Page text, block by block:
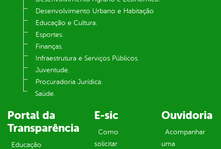
Desenvolvimento Urbano e Habitação
Educação e Cultura.
Esportes.
Finanças.
Infraestrutura e Serviços Públicos.
Juventude.
Procuradoria Jurídica.
Saúde.
Portal da
Transparência
Educação
E-sic
Como
solicitar
Ouvidoria
Acompanhar
uma